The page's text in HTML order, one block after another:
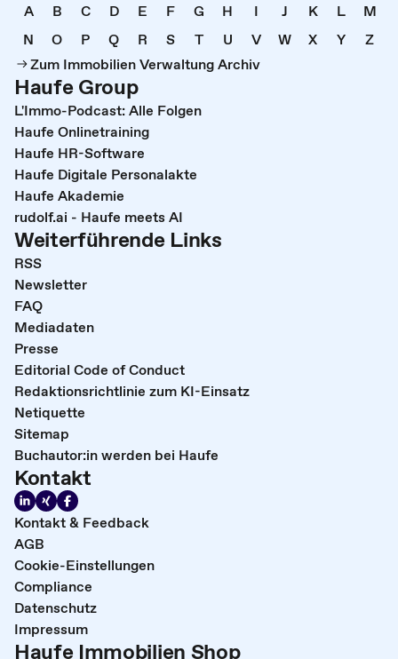
A B C D E F G H I J K L
M
N
O P Q R S T U V W X Y
Z
Zum Immobilien Verwaltung Archiv
Haufe Group
L'Immo-Podcast: Alle Folgen
Haufe Onlinetraining
Haufe HR-Software
Haufe Digitale Personalakte
Haufe Akademie
rudolf.ai - Haufe meets AI
Weiterführende Links
RSS
Newsletter
FAQ
Mediadaten
Presse
Editorial Code of Conduct
Redaktionsrichtlinie zum KI-Einsatz
Netiquette
Sitemap
Buchautor:in werden bei Haufe
Kontakt
Kontakt & Feedback
AGB
Cookie-Einstellungen
Compliance
Datenschutz
Impressum
Haufe Immobilien Shop